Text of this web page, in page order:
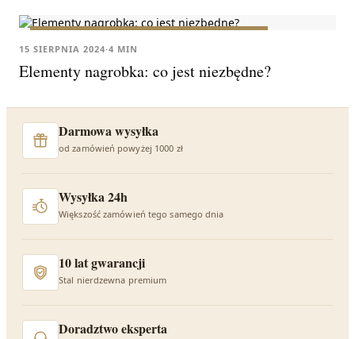
15 SIERPNIA 2024·4 MIN
Elementy nagrobka: co jest niezbędne?
Darmowa wysyłka
od zamówień powyżej 1000 zł
Wysyłka 24h
Większość zamówień tego samego dnia
10 lat gwarancji
Stal nierdzewna premium
Doradztwo eksperta